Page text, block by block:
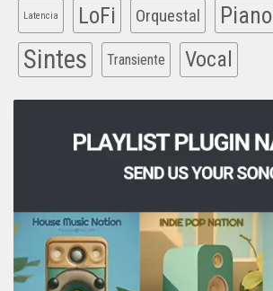
Latencia LoFi Orquestal Piano
Sintes Transiente Vocal